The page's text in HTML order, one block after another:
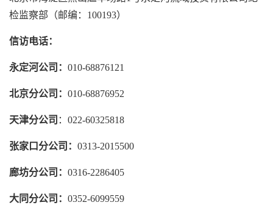
检监察部（邮编：100193）
信访电话：
永定河公司： 010-68876121
北京分公司： 010-68876952
天津分公司 ：022-60325818
张家口分公司： 0313-2015500
廊坊分公司： 0316-2286405
大同分公司： 0352-6099559